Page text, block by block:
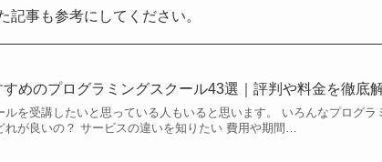
事も参考にしてください。
すめのプログラミングスクール43選｜評判や料金を徹底
ルを受講したいと思っている人もいると思います。 いろんなプログラ
れが良いの？ サービスの違いを知りたい 費用や期間…